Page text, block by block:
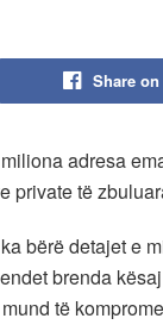
Share
adresa
private të
bërë detajet e
brenda
të